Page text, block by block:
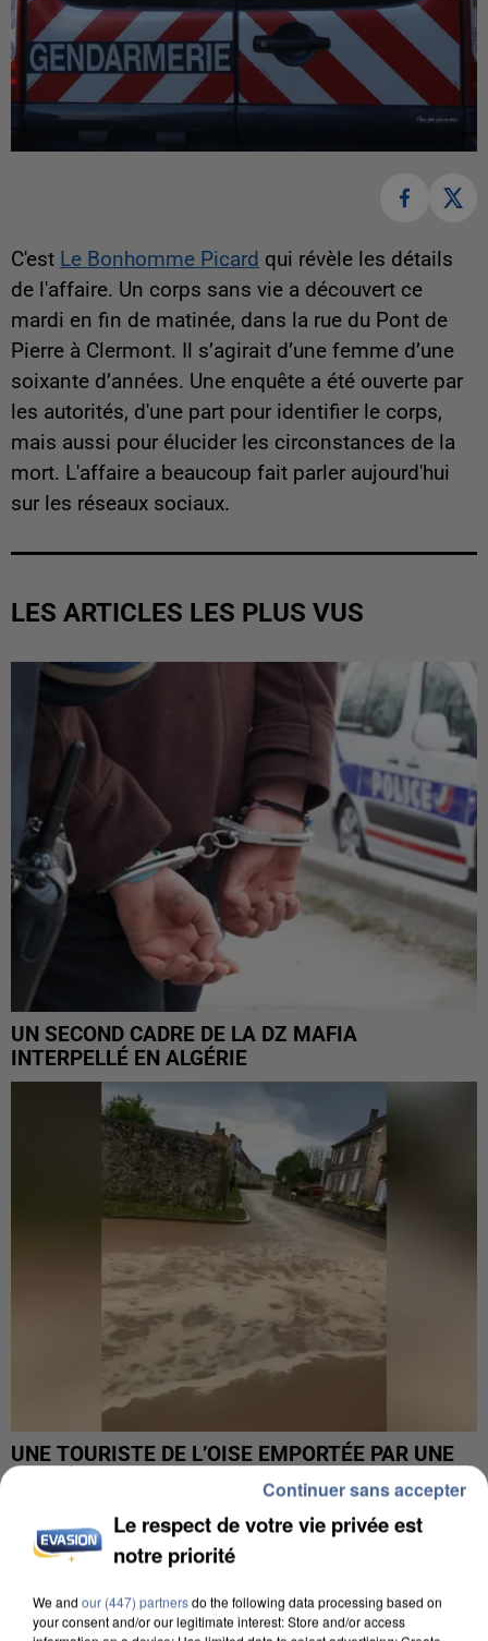
C'est Le Bonhomme Picard qui révèle les détails
de l'affaire. Un corps sans vie a découvert ce
mardi en fin de matinée, dans la rue du Pont de
Pierre à Clermont. Il s’agirait d’une femme d’une
soixante d’années. Une enquête a été ouverte par
les autorités, d'une part pour identifier le corps,
mais aussi pour élucider les circonstances de la
mort. L'affaire a beaucoup fait parler aujourd'hui
sur les réseaux sociaux.
LES ARTICLES LES PLUS VUS
UN SECOND CADRE DE LA DZ MAFIA
INTERPELLÉ EN ALGÉRIE
UNE TOURISTE DE L’OISE EMPORTÉE PAR UNE
COULÉE DE BOUE EN HAUTE-SAVOIE
Le respect de votre vie privée est
notre priorité
We and our (447) partnersdo the following data processing based on
your consent and/or our legitimate interest: Store and/or access
Continuer sans accepter